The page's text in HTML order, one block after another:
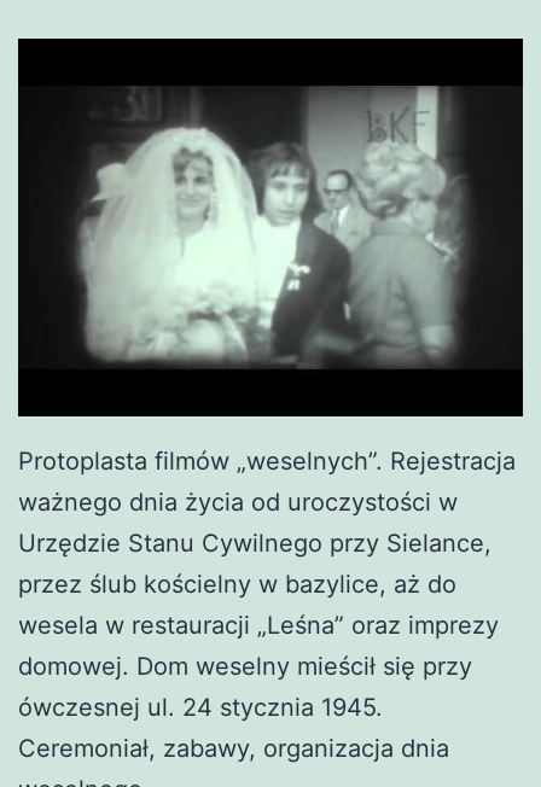
Protoplasta filmów „weselnych”. Rejestracja
ważnego dnia życia od uroczystości w
Urzędzie Stanu Cywilnego przy Sielance,
przez ślub kościelny w bazylice, aż do
wesela w restauracji „Leśna” oraz imprezy
domowej. Dom weselny mieścił się przy
ówczesnej ul. 24 stycznia 1945.
Ceremoniał, zabawy, organizacja dnia